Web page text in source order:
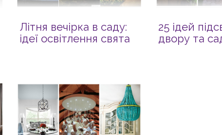
Літня вечірка в саду:
ідеї освітлення свята
25 ідей
двору та